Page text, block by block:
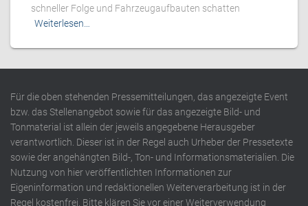
schneller Folge und Fahrzeugaufbauten schatten
Weiterlesen…
Für die oben stehenden Pressemitteilungen, das angezeigte Event
bzw. das Stellenangebot sowie für das angezeigte Bild- und
Tonmaterial ist allein der jeweils angegebene Herausgeber
verantwortlich. Dieser ist in der Regel auch Urheber der Pressetexte
sowie der angehängten Bild-, Ton- und Informationsmaterialien. Die
Nutzung von hier veröffentlichten Informationen zur
Eigeninformation und redaktionellen Weiterverarbeitung ist in der
Regel kostenfrei. Bitte klären Sie vor einer Weiterverwendung